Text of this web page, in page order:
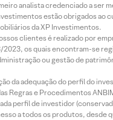
analista credenciado a ser
estão obrigados ao
da XP Investimentos.
clientes é realizado por
2023, os quais encontram-se
ou gestão de
da adequação do perfil do
Regras e Procedimentos
perfil de investidor
a todos os produtos, desde